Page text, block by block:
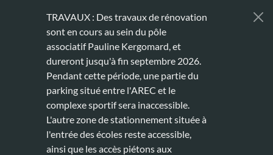
TRAVAUX : Des travaux de rénovation
sont en cours au sein du pôle
associatif Pauline Kergomard, et
dureront jusqu'à fin septembre 2026.
Pendant cette période, une partie du
parking situé entre l'AREC et le
complexe sportif sera inaccessible.
L'autre zone de stationnement située à
l'entrée des écoles reste accessible,
ainsi que les accès piétons aux